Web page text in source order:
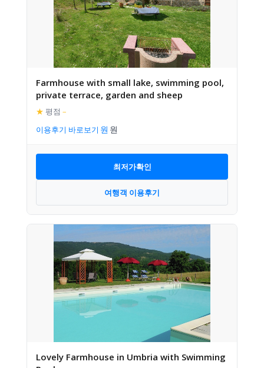
Farmhouse with small lake, swimming pool,
private terrace, garden and sheep
★ 평점 –
이용후기 바로보기
최저가확인
여행객 이용후기
Lovely Farmhouse in Umbria with Swimming